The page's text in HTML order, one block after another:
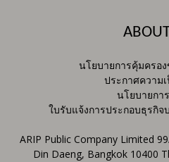
นโยบายการคุ้มครอ
ประกาศความ
นโยบายกา
ใบรับแจ้งการประกอบธุรกิ
ARIP Public Company Limited
Din Daeng, Bangkok 10400